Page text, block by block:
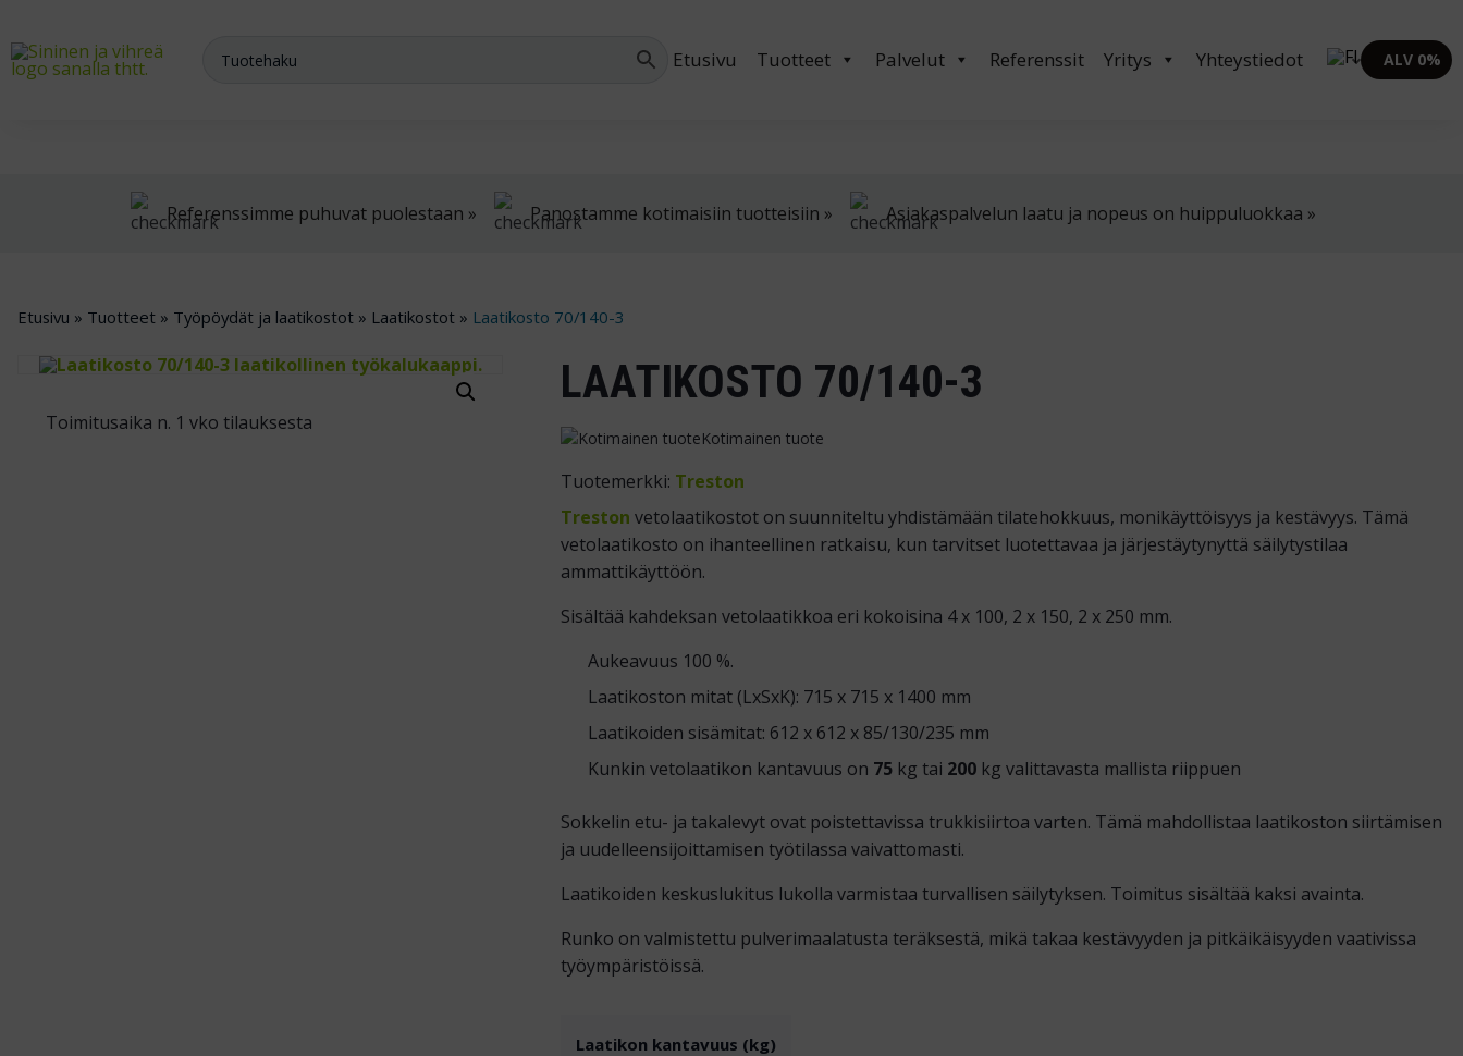
Etusivu Tuotteet Palvelut Referenssit Yritys Yhteystiedot ALV 0%
Referenssimme puhuvat puolestaan » Panostamme kotimaisiin tuotteisiin » Asiakaspalvelun laatu ja nopeus on huippuluokkaa »
Etusivu » Tuotteet » Työpöydät ja laatikostot » Laatikostot » Laatikosto 70/140-3
Toimitusaika n. 1 vko tilauksesta
LAATIKOSTO 70/140-3
Kotimainen tuote
Tuotemerkki: Treston
Treston vetolaatikostot on suunniteltu yhdistämään tilatehokkuus, monikäyttöisyys ja kestävyys. Tämä
vetolaatikosto on ihanteellinen ratkaisu, kun tarvitset luotettavaa ja järjestäytynyttä säilytystilaa
ammattikäyttöön.
Sisältää kahdeksan vetolaatikkoa eri kokoisina 4 x 100, 2 x 150, 2 x 250 mm.
Aukeavuus 100 %.
Laatikoston mitat (LxSxK): 715 x 715 x 1400 mm
Laatikoiden sisämitat: 612 x 612 x 85/130/235 mm
Kunkin vetolaatikon kantavuus on 75 kg tai 200 kg valittavasta mallista riippuen
Sokkelin etu- ja takalevyt ovat poistettavissa trukkisiirtoa varten. Tämä mahdollistaa laatikoston siirtämisen
ja uudelleensijoittamisen työtilassa vaivattomasti.
Laatikoiden keskuslukitus lukolla varmistaa turvallisen säilytyksen. Toimitus sisältää kaksi avainta.
Runko on valmistettu pulverimaalatusta teräksestä, mikä takaa kestävyyden ja pitkäikäisyyden vaativissa
työympäristöissä.
Laatikon kantavuus (kg)